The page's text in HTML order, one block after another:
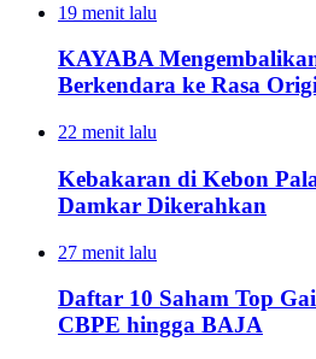
19 menit lalu
KAYABA
Berkendara ke Rasa
22 menit lalu
Kebakaran di Kebon
Damkar Dikerahkan
27 menit lalu
Daftar 10 Saham Top
CBPE hingga BAJA